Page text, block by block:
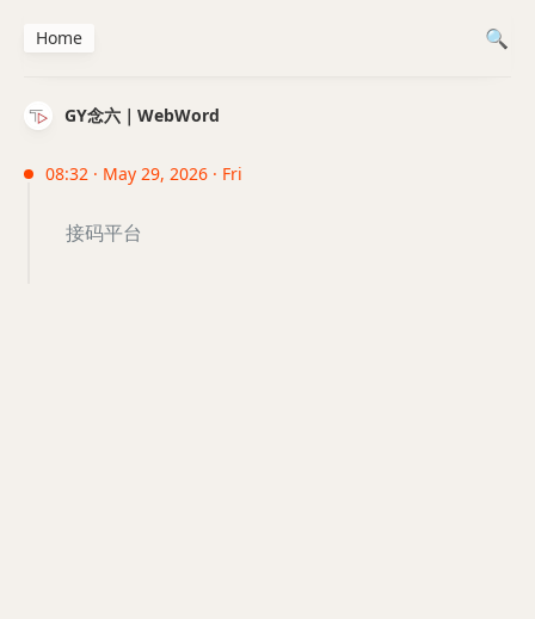
GY念六｜WebWord
08:32 · May 29, 2026 · Fri
接码平台
Home